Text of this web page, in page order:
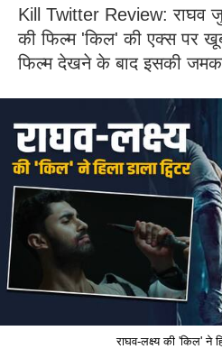
Kill Twitter Review: राघव
की फिल्म 'किल' की एक्स पर खूब
फिल्म देखने के बाद इसकी
राघव-लक्ष्य की 'किल' ने